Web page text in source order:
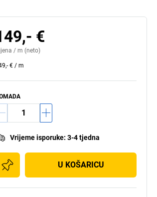
€
/ m (neto)
€ / m
Vrijeme isporuke: 3-4 tjedna
U KOŠARICU